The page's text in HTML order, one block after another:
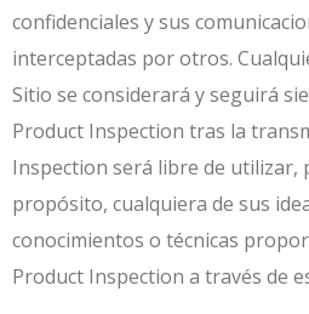
confidenciales y sus
interceptadas por otros.
Sitio se considerará y seguirá
Product Inspection tras la
Inspection será libre de utilizar,
propósito, cualquiera de sus
conocimientos o técnicas
Product Inspection a través de